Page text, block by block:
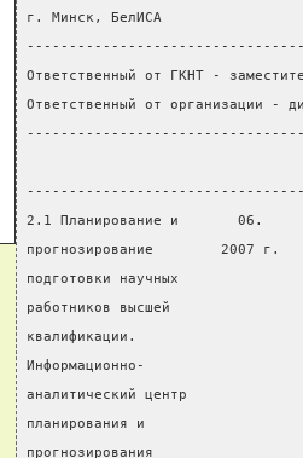
г. Минск, БелИСА
Ответственный от ГКНТ -
Ответственный от организации -
2.1 Планирование и       06.
прогнозирование        2007
подготовки научных
работников высшей
квалификации.
Информационно-
аналитический центр
планирования и
прогнозирования